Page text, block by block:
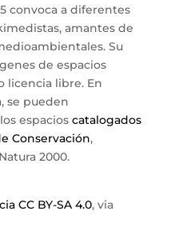
convoca a diferentes
amantes de
Su
de espacios
licencia libre. En
se pueden
espacioscatalogados
Conservación,
2000.
CC BY-SA 4.0, via